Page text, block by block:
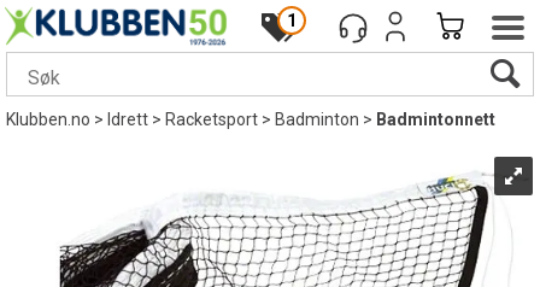
1
Klubben.no> Idrett>Racketsport>Badminton> Badmintonnett